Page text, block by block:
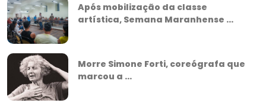
Após mobilização da classe
artística, Semana Maranhense ...
Morre Simone Forti, coreógrafa que
marcou a ...